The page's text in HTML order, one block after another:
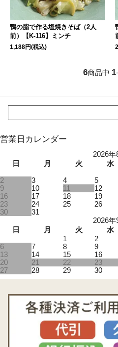
鴨の脂で作る塩焼きそば（2人
前）【K-116】ミンチ
1,188円(税込)
6商品中 1-
営業日カレンダー
2026年
日
月 火 水
2
3 4 5
9
10 11 12
16
17 18 19
23
24 25 26
30
31
2026年
日
月 火 水
1
2
6
7 8 9
13
14 15 16
20
21 22 23
27
28 29 30